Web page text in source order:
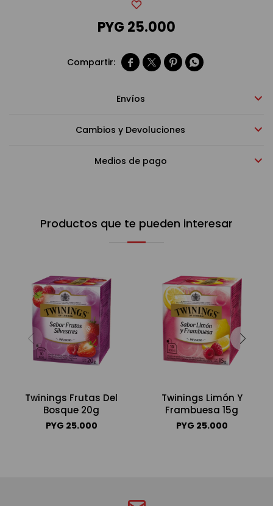
PYG 25.000
   
Envíos
Cambios y Devoluciones
Medios de pago
Productos que te pueden interesar
Twinings Frutas Del
Bosque 20g
PYG 25.000
Twinings Limón Y
Frambuesa 15g
PYG 25.000
Bebidas sin alcohol
Accesorios y regalos